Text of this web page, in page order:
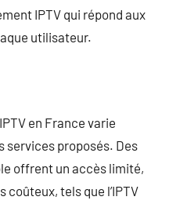
IPTV qui répond aux
utilisateur.
en France varie
services proposés. Des
offrent un accès limité,
tels que l’IPTV